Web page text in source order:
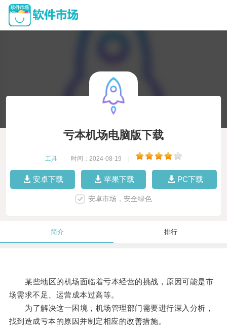
亏本机场电脑版下载
工具 时间：2024-08-19
安卓下载 苹果下载 PC下载
安卓市场，安全绿色
简介 排行
某些地区的机场面临着亏本经营的挑战，原因可能是市
场需求不足、运营成本过高等。
为了解决这一困境，机场管理部门需要进行深入分析，
找到造成亏本的原因并制定相应的改善措施。